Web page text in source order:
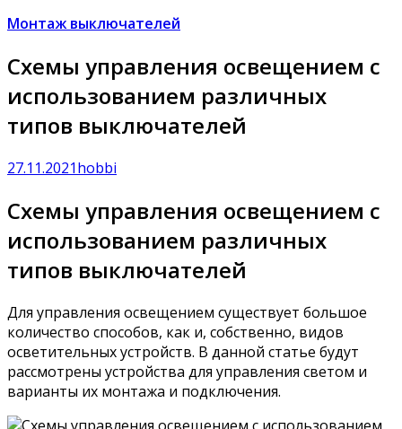
Монтаж выключателей
Схемы управления освещением с
использованием различных
типов выключателей
27.11.2021hobbi
Схемы управления освещением с
использованием различных
типов выключателей
Для управления освещением существует большое
количество способов, как и, собственно, видов
осветительных устройств. В данной статье будут
рассмотрены устройства для управления светом и
варианты их монтажа и подключения.